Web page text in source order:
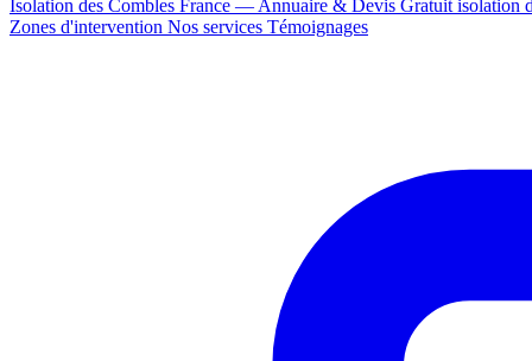
Isolation des Combles France — Annuaire & Devis Gratuit isolation
Zones d'intervention Nos services Témoignages